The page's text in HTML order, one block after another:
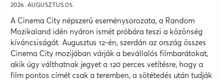
2026. AUGUSZTUS 05.
A Cinema City népszerű eseménysorozata, a Random
Mozikaland idén nyáron ismét próbára teszi a közönség
kíváncsiságát. Augusztus 12-én, szerdán az ország összes
Cinema City mozijában várják a bevállalós filmbarátokat,
akik úgy válthatnak jegyet a 120 perces vetítésre, hogy a
film pontos címét csak a teremben, a sötétedés után tudják